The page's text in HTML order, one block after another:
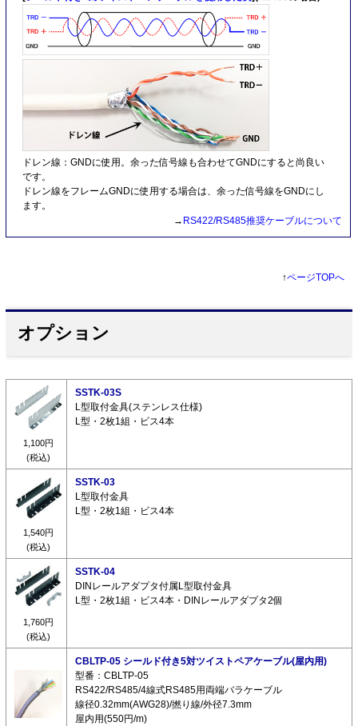
ドレン線：GNDに使用。余った信号線も合わせてGNDにすると尚良い
です。
ドレン線をフレームGNDに使用する場合は、余った信号線をGNDにし
ます。
→ RS422/RS485推奨ケーブルについて
↑ページTOPへ
オプション
1,100円
(税込)
SSTK-03S
L型取付金具(ステンレス仕様)
L型・2枚1組・ビス4本
1,540円
(税込)
SSTK-03
L型取付金具
L型・2枚1組・ビス4本
1,760円
(税込)
SSTK-04
DINレールアダプタ付属L型取付金具
L型・2枚1組・ビス4本・DINレールアダプタ2個
CBLTP-05 シールド付き5対ツイストペアケーブル(屋内用)
型番：CBLTP-05
RS422/RS485/4線式RS485用両端バラケーブル
線径0.32mm(AWG28)/撚り線/外径7.3mm
屋内用(550円/m)